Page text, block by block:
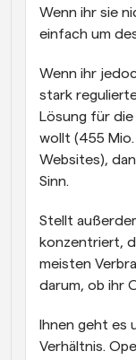
Wenn ihr sie
einfach um
Wenn ihr
stark
Lösung für die
wollt (455
Websites),
Sinn.
Stellt
konzentriert,
meisten
darum, ob ihr
Ihnen geht es
Verhältnis.